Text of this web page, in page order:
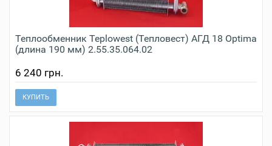
Теплообменник Teplowest​ (Тепловест) АГД 18 Optima
(длина 190 мм) 2.55.35.064.02
6 240 грн.
КУПИТЬ